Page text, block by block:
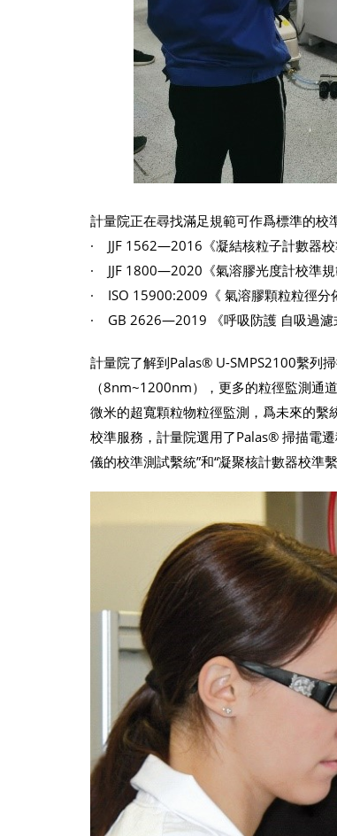
計量院正在尋找滿足規範可作爲標準的校
· JJF 1562—2016《凝結核粒子計數器校
· JJF 1800—2020《氣溶膠光度計校準規
· ISO 15900:2009《 氣溶膠顆粒粒徑分
· GB 2626—2019 《呼吸防護 自吸過濾
計量院了解到Palas® U-SMPS2100繫列
（8nm~1200nm），更多的粒徑監測通
微米的超寬顆粒物粒徑監測，爲未來的
校準服務，計量院選用了Palas® 掃描電
儀的校準測試繫統”和“凝聚核計數器校準繫